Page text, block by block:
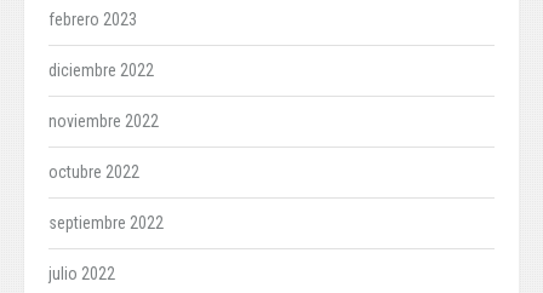
febrero 2023
diciembre 2022
noviembre 2022
octubre 2022
septiembre 2022
julio 2022